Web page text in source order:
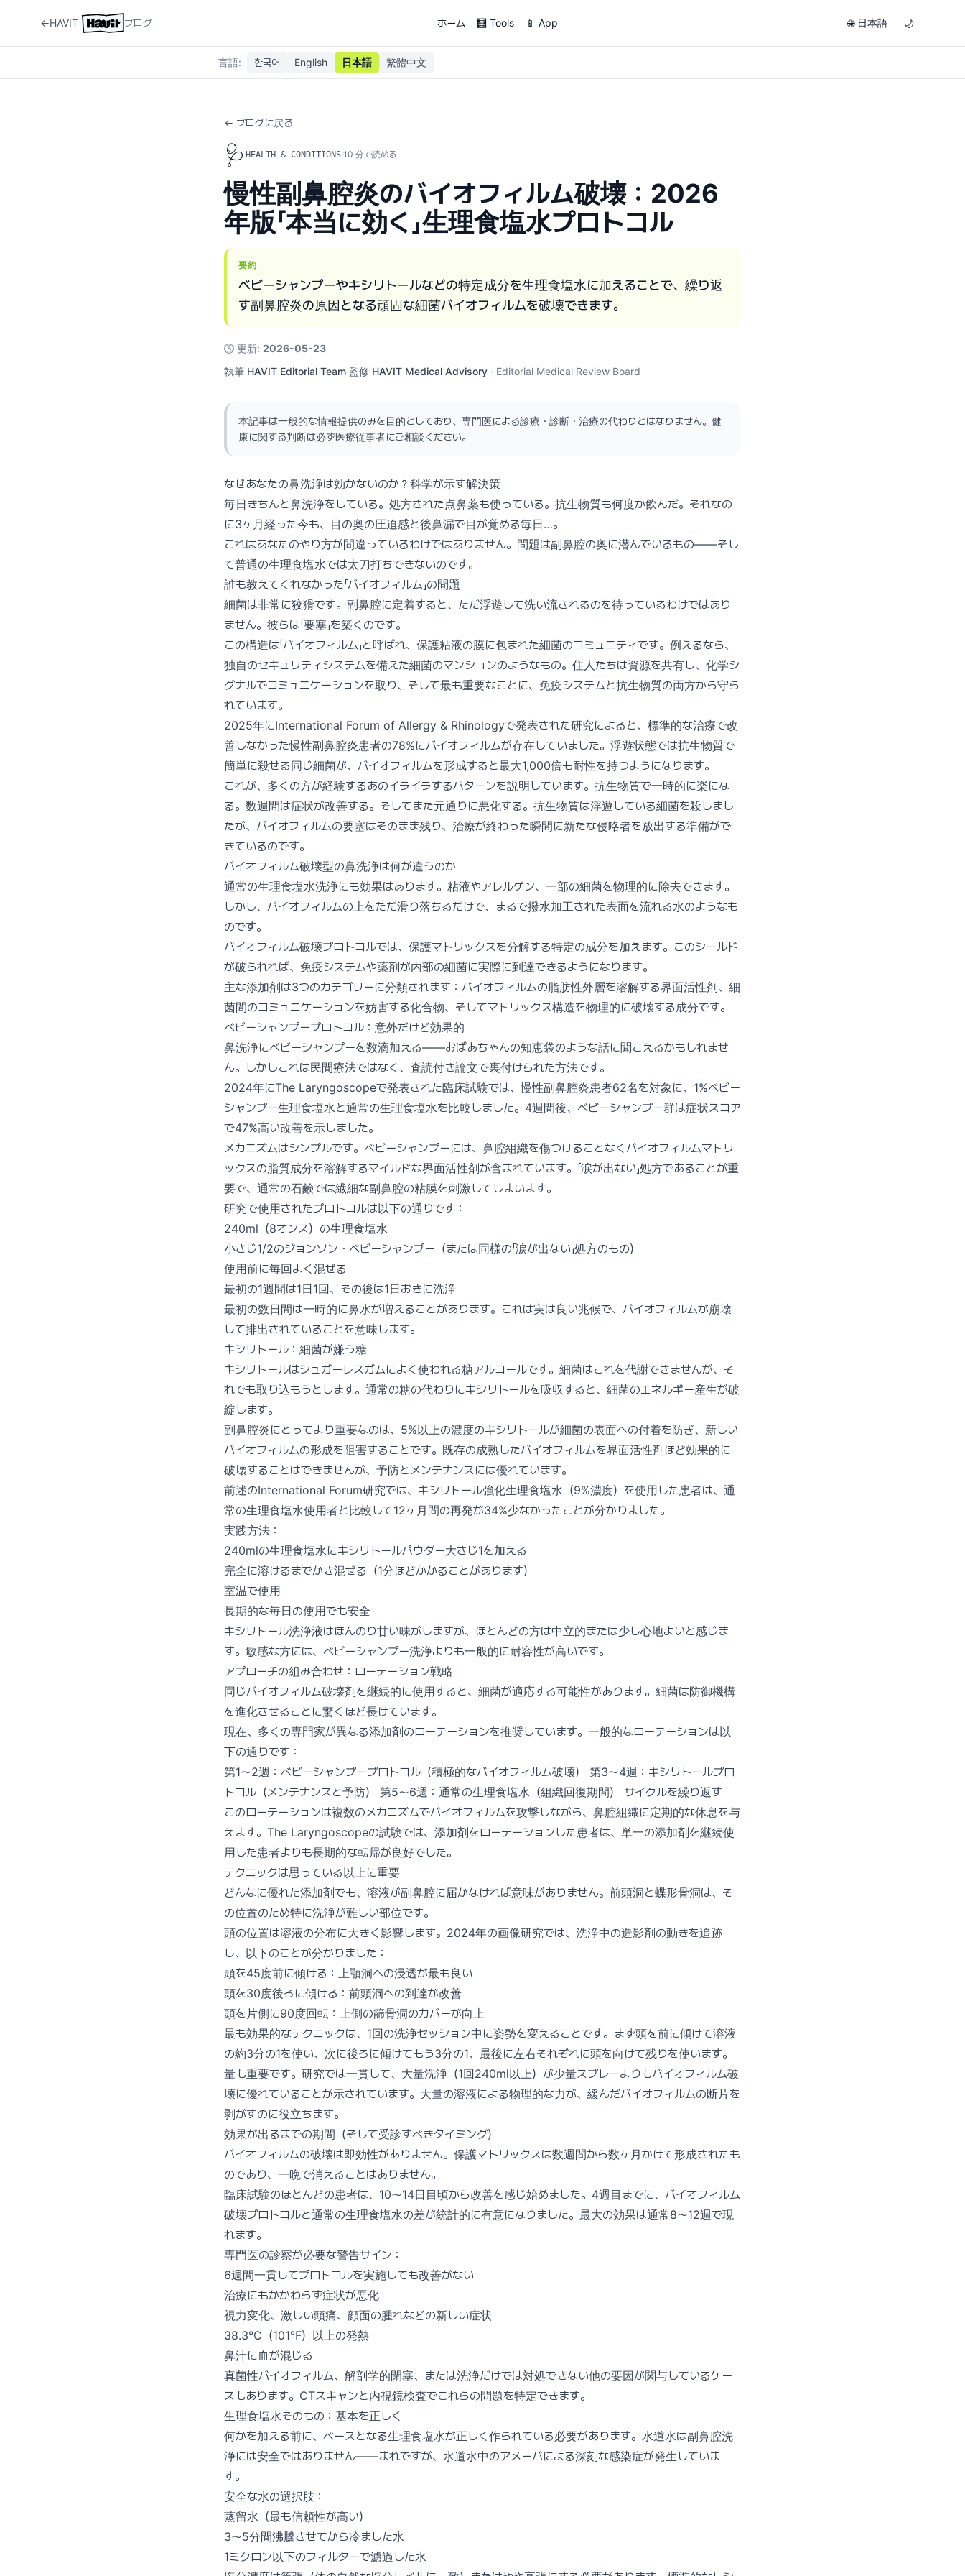
←HAVIT ブログ ホーム 🧮 Tools 📱 App 🌐 日本語 🌙
言語: 한국어 English 日本語 繁體中文
← ブログに戻る
🩺 HEALTH & CONDITIONS·10 分で読める
慢性副鼻腔炎のバイオフィルム破壊：2026
年版「本当に効く」生理食塩水プロトコル
要約
ベビーシャンプーやキシリトールなどの特定成分を生理食塩水に加えることで、繰り返
す副鼻腔炎の原因となる頑固な細菌バイオフィルムを破壊できます。
🕓 更新: 2026-05-23
執筆 HAVIT Editorial Team·監修 HAVIT Medical Advisory · Editorial Medical Review Board
本記事は一般的な情報提供のみを目的としており、専門医による診療・診断・治療の代わりとはなりません。健
康に関する判断は必ず医療従事者にご相談ください。
なぜあなたの鼻洗浄は効かないのか？科学が示す解決策
毎日きちんと鼻洗浄をしている。処方された点鼻薬も使っている。抗生物質も何度か飲んだ。それなの
に3ヶ月経った今も、目の奥の圧迫感と後鼻漏で目が覚める毎日…。
これはあなたのやり方が間違っているわけではありません。問題は副鼻腔の奥に潜んでいるもの——そし
て普通の生理食塩水では太刀打ちできないのです。
誰も教えてくれなかった「バイオフィルム」の問題
細菌は非常に狡猾です。副鼻腔に定着すると、ただ浮遊して洗い流されるのを待っているわけではあり
ません。彼らは「要塞」を築くのです。
この構造は「バイオフィルム」と呼ばれ、保護粘液の膜に包まれた細菌のコミュニティです。例えるなら、
独自のセキュリティシステムを備えた細菌のマンションのようなもの。住人たちは資源を共有し、化学シ
グナルでコミュニケーションを取り、そして最も重要なことに、免疫システムと抗生物質の両方から守ら
れています。
2025年にInternational Forum of Allergy & Rhinologyで発表された研究によると、標準的な治療で改
善しなかった慢性副鼻腔炎患者の78%にバイオフィルムが存在していました。浮遊状態では抗生物質で
簡単に殺せる同じ細菌が、バイオフィルムを形成すると最大1,000倍も耐性を持つようになります。
これが、多くの方が経験するあのイライラするパターンを説明しています。抗生物質で一時的に楽にな
る。数週間は症状が改善する。そしてまた元通りに悪化する。抗生物質は浮遊している細菌を殺しまし
たが、バイオフィルムの要塞はそのまま残り、治療が終わった瞬間に新たな侵略者を放出する準備がで
きているのです。
バイオフィルム破壊型の鼻洗浄は何が違うのか
通常の生理食塩水洗浄にも効果はあります。粘液やアレルゲン、一部の細菌を物理的に除去できます。
しかし、バイオフィルムの上をただ滑り落ちるだけで、まるで撥水加工された表面を流れる水のようなも
のです。
バイオフィルム破壊プロトコルでは、保護マトリックスを分解する特定の成分を加えます。このシールド
が破られれば、免疫システムや薬剤が内部の細菌に実際に到達できるようになります。
主な添加剤は3つのカテゴリーに分類されます：バイオフィルムの脂肪性外層を溶解する界面活性剤、細
菌間のコミュニケーションを妨害する化合物、そしてマトリックス構造を物理的に破壊する成分です。
ベビーシャンプープロトコル：意外だけど効果的
鼻洗浄にベビーシャンプーを数滴加える——おばあちゃんの知恵袋のような話に聞こえるかもしれませ
ん。しかしこれは民間療法ではなく、査読付き論文で裏付けられた方法です。
2024年にThe Laryngoscopeで発表された臨床試験では、慢性副鼻腔炎患者62名を対象に、1%ベビー
シャンプー生理食塩水と通常の生理食塩水を比較しました。4週間後、ベビーシャンプー群は症状スコア
で47%高い改善を示しました。
メカニズムはシンプルです。ベビーシャンプーには、鼻腔組織を傷つけることなくバイオフィルムマトリ
ックスの脂質成分を溶解するマイルドな界面活性剤が含まれています。「涙が出ない」処方であることが重
要で、通常の石鹸では繊細な副鼻腔の粘膜を刺激してしまいます。
研究で使用されたプロトコルは以下の通りです：
240ml（8オンス）の生理食塩水
小さじ1/2のジョンソン・ベビーシャンプー（または同様の「涙が出ない」処方のもの）
使用前に毎回よく混ぜる
最初の1週間は1日1回、その後は1日おきに洗浄
最初の数日間は一時的に鼻水が増えることがあります。これは実は良い兆候で、バイオフィルムが崩壊
して排出されていることを意味します。
キシリトール：細菌が嫌う糖
キシリトールはシュガーレスガムによく使われる糖アルコールです。細菌はこれを代謝できませんが、そ
れでも取り込もうとします。通常の糖の代わりにキシリトールを吸収すると、細菌のエネルギー産生が破
綻します。
副鼻腔炎にとってより重要なのは、5%以上の濃度のキシリトールが細菌の表面への付着を防ぎ、新しい
バイオフィルムの形成を阻害することです。既存の成熟したバイオフィルムを界面活性剤ほど効果的に
破壊することはできませんが、予防とメンテナンスには優れています。
前述のInternational Forum研究では、キシリトール強化生理食塩水（9%濃度）を使用した患者は、通
常の生理食塩水使用者と比較して12ヶ月間の再発が34%少なかったことが分かりました。
実践方法：
240mlの生理食塩水にキシリトールパウダー大さじ1を加える
完全に溶けるまでかき混ぜる（1分ほどかかることがあります）
室温で使用
長期的な毎日の使用でも安全
キシリトール洗浄液はほんのり甘い味がしますが、ほとんどの方は中立的または少し心地よいと感じま
す。敏感な方には、ベビーシャンプー洗浄よりも一般的に耐容性が高いです。
アプローチの組み合わせ：ローテーション戦略
同じバイオフィルム破壊剤を継続的に使用すると、細菌が適応する可能性があります。細菌は防御機構
を進化させることに驚くほど長けています。
現在、多くの専門家が異なる添加剤のローテーションを推奨しています。一般的なローテーションは以
下の通りです：
第1〜2週：ベビーシャンプープロトコル（積極的なバイオフィルム破壊） 第3〜4週：キシリトールプロ
トコル（メンテナンスと予防） 第5〜6週：通常の生理食塩水（組織回復期間） サイクルを繰り返す
このローテーションは複数のメカニズムでバイオフィルムを攻撃しながら、鼻腔組織に定期的な休息を与
えます。The Laryngoscopeの試験では、添加剤をローテーションした患者は、単一の添加剤を継続使
用した患者よりも長期的な転帰が良好でした。
テクニックは思っている以上に重要
どんなに優れた添加剤でも、溶液が副鼻腔に届かなければ意味がありません。前頭洞と蝶形骨洞は、そ
の位置のため特に洗浄が難しい部位です。
頭の位置は溶液の分布に大きく影響します。2024年の画像研究では、洗浄中の造影剤の動きを追跡
し、以下のことが分かりました：
頭を45度前に傾ける：上顎洞への浸透が最も良い
頭を30度後ろに傾ける：前頭洞への到達が改善
頭を片側に90度回転：上側の篩骨洞のカバーが向上
最も効果的なテクニックは、1回の洗浄セッション中に姿勢を変えることです。まず頭を前に傾けて溶液
の約3分の1を使い、次に後ろに傾けてもう3分の1、最後に左右それぞれに頭を向けて残りを使います。
量も重要です。研究では一貫して、大量洗浄（1回240ml以上）が少量スプレーよりもバイオフィルム破
壊に優れていることが示されています。大量の溶液による物理的な力が、緩んだバイオフィルムの断片を
剥がすのに役立ちます。
効果が出るまでの期間（そして受診すべきタイミング）
バイオフィルムの破壊は即効性がありません。保護マトリックスは数週間から数ヶ月かけて形成されたも
のであり、一晩で消えることはありません。
臨床試験のほとんどの患者は、10〜14日目頃から改善を感じ始めました。4週目までに、バイオフィルム
破壊プロトコルと通常の生理食塩水の差が統計的に有意になりました。最大の効果は通常8〜12週で現
れます。
専門医の診察が必要な警告サイン：
6週間一貫してプロトコルを実施しても改善がない
治療にもかかわらず症状が悪化
視力変化、激しい頭痛、顔面の腫れなどの新しい症状
38.3°C（101°F）以上の発熱
鼻汁に血が混じる
真菌性バイオフィルム、解剖学的閉塞、または洗浄だけでは対処できない他の要因が関与しているケー
スもあります。CTスキャンと内視鏡検査でこれらの問題を特定できます。
生理食塩水そのもの：基本を正しく
何かを加える前に、ベースとなる生理食塩水が正しく作られている必要があります。水道水は副鼻腔洗
浄には安全ではありません——まれですが、水道水中のアメーバによる深刻な感染症が発生していま
す。
安全な水の選択肢：
蒸留水（最も信頼性が高い）
3〜5分間沸騰させてから冷ました水
1ミクロン以下のフィルターで濾過した水